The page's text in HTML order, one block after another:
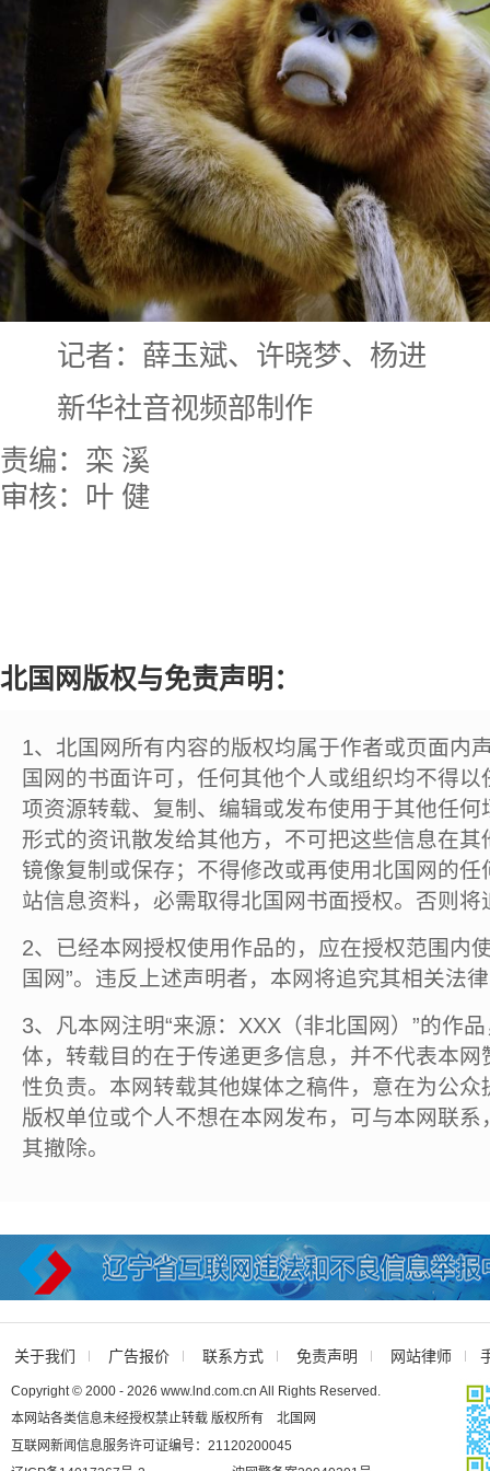
记者：薛玉斌、许晓梦、杨进
新华社音视频部制作
责编：栾 溪
审核：叶 健
北国网版权与免责声明：
1、北国网所有内容的版权均属于作者或页面内
国网的书面许可，任何其他个人或组织均不得
项资源转载、复制、编辑或发布使用于其他任
形式的资讯散发给其他方，不可把这些信息在
镜像复制或保存；不得修改或再使用北国网的
站信息资料，必需取得北国网书面授权。否则将
2、已经本网授权使用作品的，应在授权范围内
国网”。违反上述声明者，本网将追究其相关法
3、凡本网注明“来源：XXX（非北国网）”的作
体，转载目的在于传递更多信息，并不代表本
性负责。本网转载其他媒体之稿件，意在为公
版权单位或个人不想在本网发布，可与本网联
其撤除。
关于我们 广告报价 联系方式 免责声明 网站律师
Copyright © 2000 - 2026 www.lnd.com.cn All Rights Reserved.
本网站各类信息未经授权禁止转载 版权所有 北国网
互联网新闻信息服务许可证编号：21120200045